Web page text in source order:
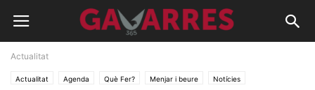
Actualitat
Actualitat Agenda Què Fer? Menjar i beure Notícies